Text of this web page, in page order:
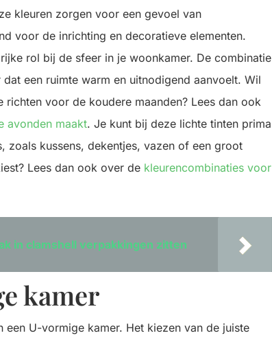
kleuren zorgen voor een gevoel van
voor de inrichting en decoratieve elementen.
rol bij de sfeer in je woonkamer. De combinatie
een ruimte warm en uitnodigend aanvoelt. Wil
voor de koudere maanden? Lees dan ook
avonden maakt. Je kunt bij deze lichte tinten prima
zoals kussens, dekentjes, vazen of een groot
Lees dan ook over de kleurencombinaties voor
in clamshell verpakkingen zitten
kamer
U-vormige kamer. Het kiezen van de juiste